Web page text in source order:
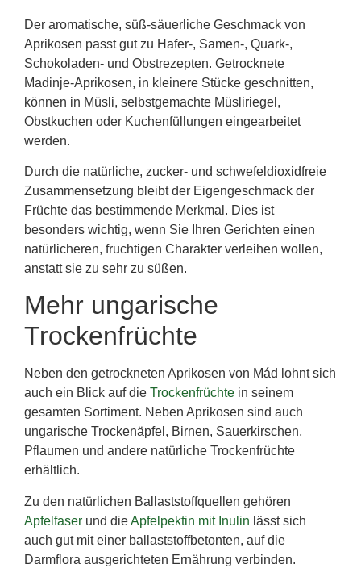
Der aromatische, süß-säuerliche Geschmack von
Aprikosen passt gut zu Hafer-, Samen-, Quark-,
Schokoladen- und Obstrezepten. Getrocknete
Madinje-Aprikosen, in kleinere Stücke geschnitten,
können in Müsli, selbstgemachte Müsliriegel,
Obstkuchen oder Kuchenfüllungen eingearbeitet
werden.
Durch die natürliche, zucker- und schwefeldioxidfreie
Zusammensetzung bleibt der Eigengeschmack der
Früchte das bestimmende Merkmal. Dies ist
besonders wichtig, wenn Sie Ihren Gerichten einen
natürlicheren, fruchtigen Charakter verleihen wollen,
anstatt sie zu sehr zu süßen.
Mehr ungarische
Trockenfrüchte
Neben den getrockneten Aprikosen von Mád lohnt sich
auch ein Blick auf die Trockenfrüchte in seinem
gesamten Sortiment. Neben Aprikosen sind auch
ungarische Trockenäpfel, Birnen, Sauerkirschen,
Pflaumen und andere natürliche Trockenfrüchte
erhältlich.
Zu den natürlichen Ballaststoffquellen gehören
Apfelfaser und dieApfelpektin mit Inulin lässt sich
auch gut mit einer ballaststoffbetonten, auf die
Darmflora ausgerichteten Ernährung verbinden.